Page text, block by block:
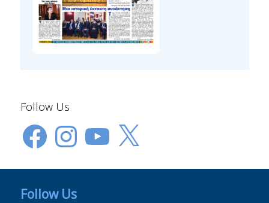
Follow Us
FacebookInstagramYouTube
X
Follow Us